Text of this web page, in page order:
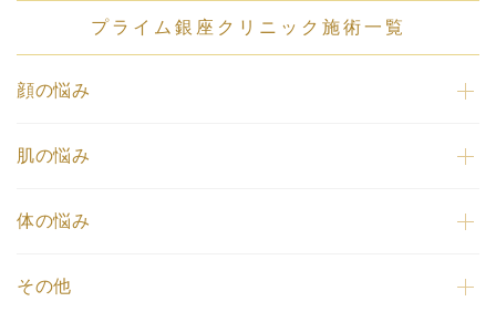
プライム銀座クリニック施術一覧
顔の悩み
肌の悩み
体の悩み
その他